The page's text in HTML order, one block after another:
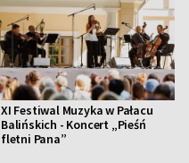
XI Festiwal Muzyka w Pałacu
Balińskich - Koncert „Pieśń
fletni Pana”